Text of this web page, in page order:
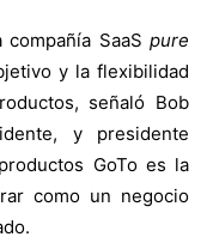
SaaS pure
y la flexibilidad
señaló Bob
y presidente
GoTo es la
como un negocio